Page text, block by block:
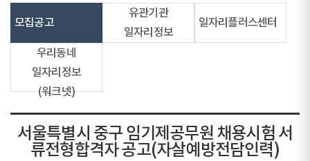
모집공고
유관기관
일자리정보
일자리플러스센터
우리동네
일자리정보
(워크넷)
서울특별시 중구 임기제공무원 채용시험 서
류전형합격자 공고(자살예방전담인력)